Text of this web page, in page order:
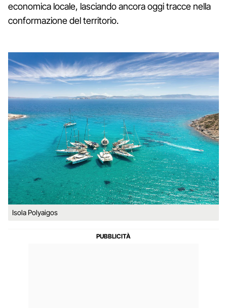
economica locale, lasciando ancora oggi tracce nella
conformazione del territorio.
Isola Polyaigos